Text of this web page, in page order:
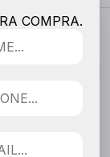
COMPRA.